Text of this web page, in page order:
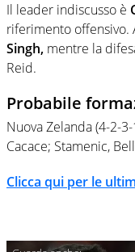
Il leader indiscusso è
riferimento offensivo.
Singh, mentre la
Reid.
Probabile
Nuova Zelanda (4-2-
Cacace; Stamenic,
Clicca qui per le